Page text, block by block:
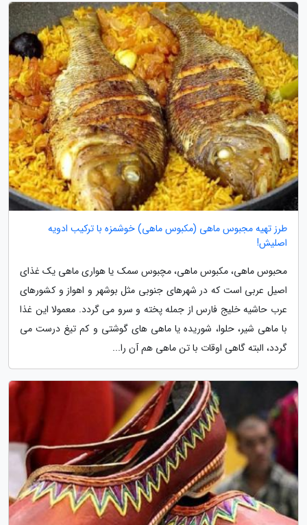
طرز تهیه مجبوس ماهی (مکبوس ماهی) خوشمزه با ترکیب ادویه
اصلیش!
محبوس ماهی، مکبوس ماهی، مچبوس سمک یا هواری ماهی یک غذای
اصیل عربی است که در شهرهای جنوبی مثل بوشهر و اهواز و کشورهای
عرب حاشیه خلیج فارس از جمله پخته و سرو می گردد. معمولا این غذا
با ماهی شیر، حلوا، شوریده یا ماهی های گوشتی و کم تیغ درست می
گردد، البته گاهی اوقات با تن ماهی هم آن را...